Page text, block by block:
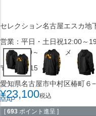
セレクション名古屋エスカ地
営業：平日・土日祝12:00～
（※15:00～16:00はメンテナ
〒453-0015
愛知県名古屋市中村区椿町６
MAP
SHOP
¥23,100税込
[ 693 ポイント進呈 ]